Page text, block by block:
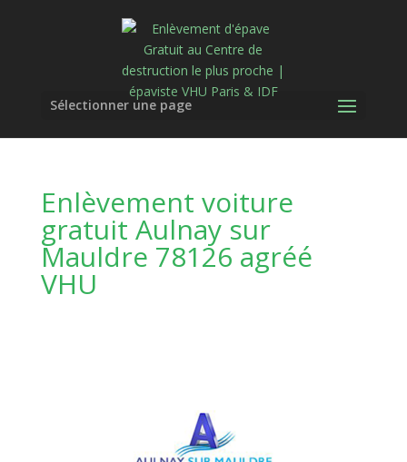
Sélectionner une page
Enlèvement voiture
gratuit Aulnay sur
Mauldre 78126 agréé
VHU